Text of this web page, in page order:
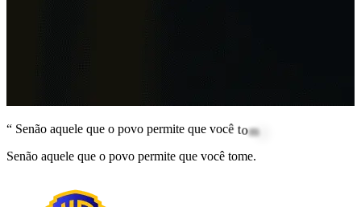
“ Senão aquele que o povo permite que você tome
Senão aquele que o povo permite que você tome.